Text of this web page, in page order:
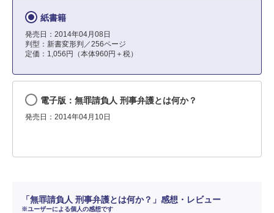
紙書籍
発売日：2014年04月08日
判型：新書変形判／256ページ
定価：1,056円（本体960円＋税）
電子版：無罪請負人 刑事弁護とは何か？
発売日：2014年04月10日
「無罪請負人 刑事弁護とは何か？」感想・レビュー
※ユーザーによる個人の感想です